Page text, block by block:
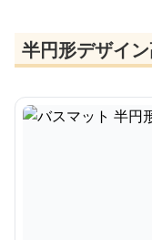
半円形デザイ